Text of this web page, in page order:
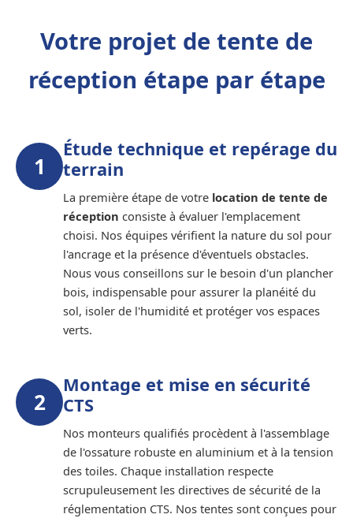
Votre projet de tente de
réception étape par étape
1
Étude technique et repérage du
terrain
La première étape de votre location de tente de
réception consiste à évaluer l'emplacement
choisi. Nos équipes vérifient la nature du sol pour
l'ancrage et la présence d'éventuels obstacles.
Nous vous conseillons sur le besoin d'un plancher
bois, indispensable pour assurer la planéité du
sol, isoler de l'humidité et protéger vos espaces
verts.
2
Montage et mise en sécurité
CTS
Nos monteurs qualifiés procèdent à l'assemblage
de l'ossature robuste en aluminium et à la tension
des toiles. Chaque installation respecte
scrupuleusement les directives de sécurité de la
réglementation CTS. Nos tentes sont conçues pour